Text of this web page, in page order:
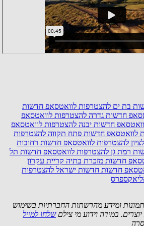
בת ים להצטרפות לוואטסאפ חדשות
חדשות גדרה להצטרפות לוואטסאפ
חדשות יבנה להצטרפות לוואטסאפ
לוואטסאפ חדשות פתח תקווה להצטרפות
להצטרפות לוואטסאפ חדשות רחובות
רמת גן להצטרפות לוואטסאפ חדשות תל
חדשות מזכרת בתיה קריית עקרון
חדשות חדשות ישראל להצטרפות
ומידע מהרשתות החברתיות בשימוש
שלחו למייל